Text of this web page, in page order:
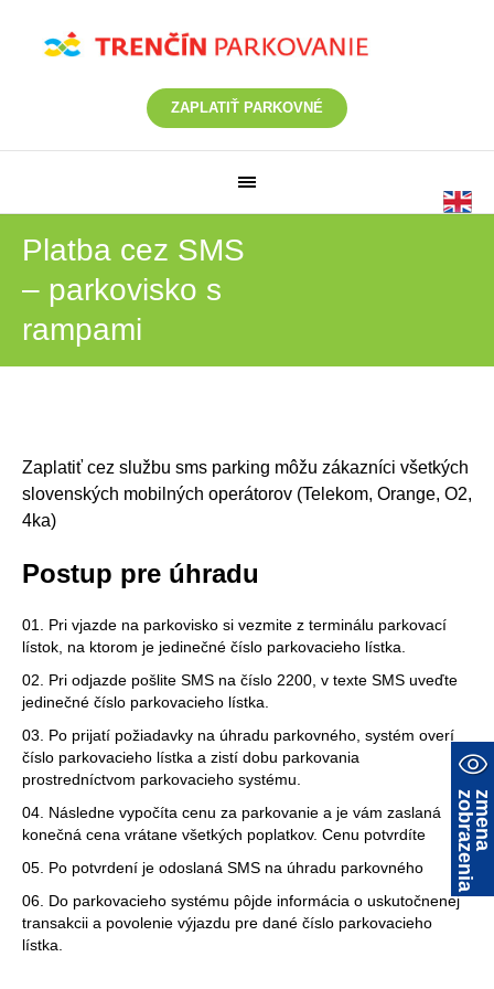
ZAPLATIŤ PARKOVNÉ
Platba cez SMS
– parkovisko s
rampami
Zaplatiť cez službu sms parking môžu zákazníci všetkých
slovenských mobilných operátorov (Telekom, Orange, O2,
4ka)
Postup pre úhradu
Pri vjazde na parkovisko si vezmite z terminálu parkovací
lístok, na ktorom je jedinečné číslo parkovacieho lístka.
Pri odjazde pošlite SMS na číslo 2200, v texte SMS uveďte
jedinečné číslo parkovacieho lístka.
Po prijatí požiadavky na úhradu parkovného, systém overí
číslo parkovacieho lístka a zistí dobu parkovania
prostredníctvom parkovacieho systému.
Následne vypočíta cenu za parkovanie a je vám zaslaná
konečná cena vrátane všetkých poplatkov. Cenu potvrdíte
Po potvrdení je odoslaná SMS na úhradu parkovného
Do parkovacieho systému pôjde informácia o uskutočnenej
transakcii a povolenie výjazdu pre dané číslo parkovacieho
lístka.
z
m
e
n
a
z
o
b
r
a
z
e
n
i
a